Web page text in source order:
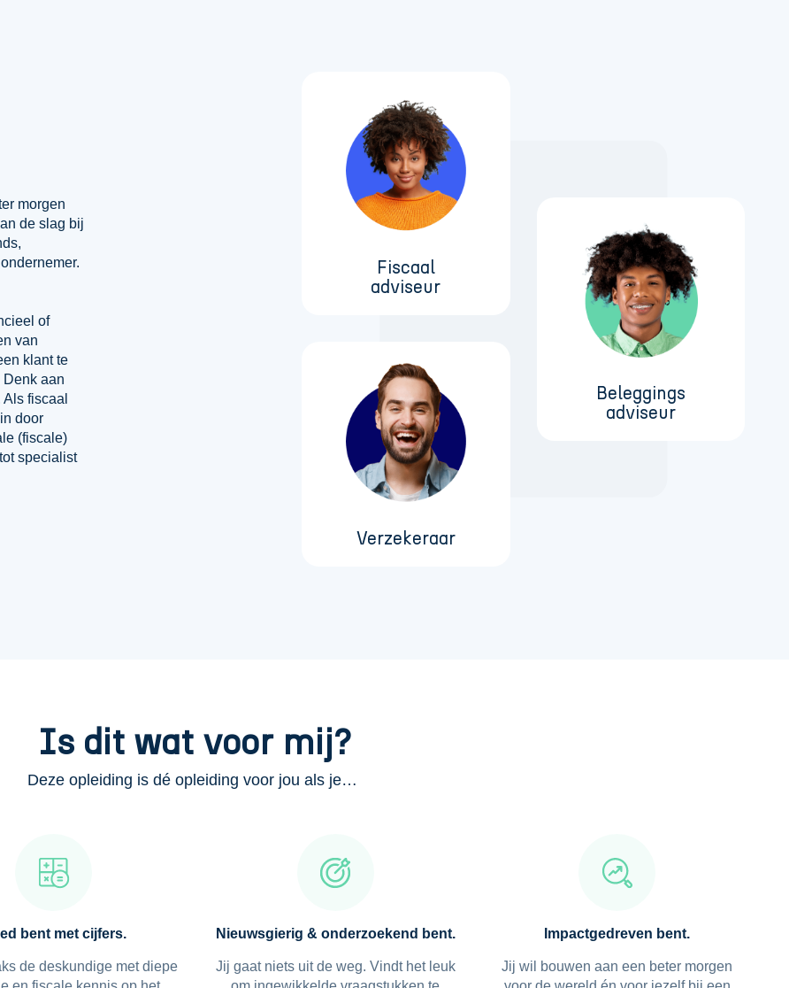
Fiscaal
adviseur
Verzekeraar
Beleggings
adviseur
morgen
de slag bij
of
van
klant te
aan
fiscaal
door
(fiscale)
specialist
Is dit wat voor mij?
Deze opleiding is dé opleiding voor jou als je…
bent met cijfers.
de deskundige met diepe
Nieuwsgierig & onderzoekend bent.
Jij gaat niets uit de weg. Vindt het leuk
Impactgedreven bent.
Jij wil bouwen aan een beter morgen